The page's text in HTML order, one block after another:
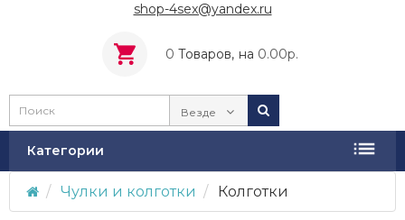
shop-4sex@yandex.ru
0 Tоваров, на 0.00р.
Везде
Категории
Чулки и колготки Колготки